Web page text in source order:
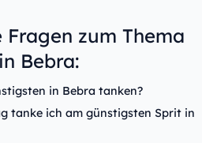
zum Thema
Bebra:
in Bebra tanken?
tanke ich am günstigsten Sprit in